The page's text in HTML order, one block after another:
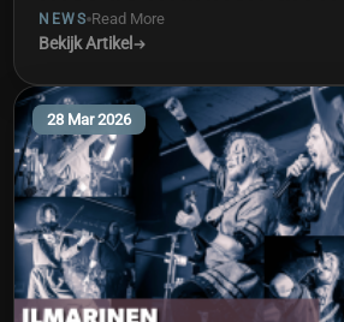
NEWS Read More
Bekijk Artikel
28 Mar 2026